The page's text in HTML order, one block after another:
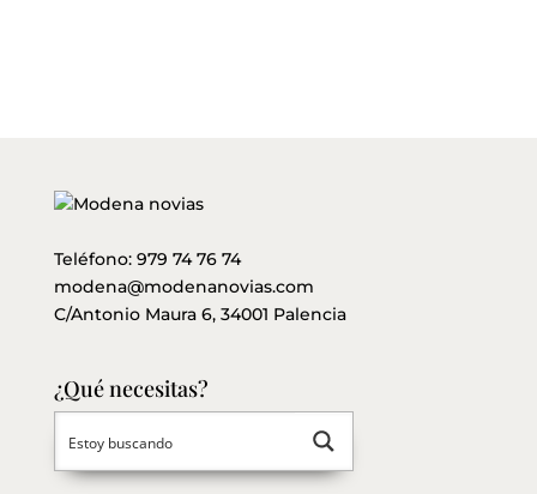
Teléfono: 979 74 76 74
modena@modenanovias.com
C/Antonio Maura 6, 34001 Palencia
¿Qué necesitas?